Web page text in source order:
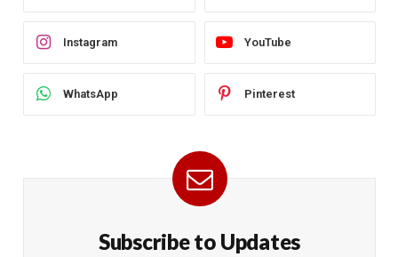
Instagram YouTube
WhatsApp Pinterest
Subscribe to Updates